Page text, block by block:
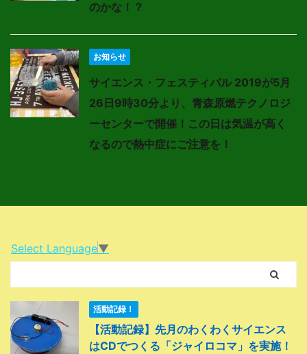
のかな！？
お知らせ
サイエンス・フェスティバル 2019が5月
26日9時30分より、青森原燃テクノロジ
ーセンターで開催！この日は気温が高く
なるので熱中症にご注意を！
Select Language▼
活動記録！
【活動記録】先月のわくわくサイエンス
はCDでつくる「ジャイロコマ」を実施！